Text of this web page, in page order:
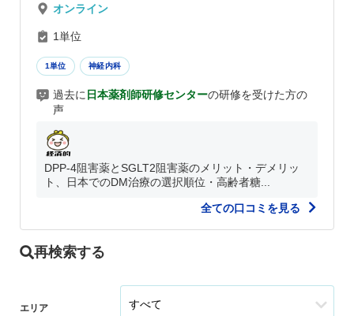
オンライン
1単位
1単位 神経内科
過去に 日本薬剤師研修センターの研修を受けた方の
声
DPP-4阻害薬とSGLT2阻害薬のメリット・デメリッ
ト、日本でのDM治療の選択順位・高齢者糖...
全ての口コミを見る
再検索する
エリア